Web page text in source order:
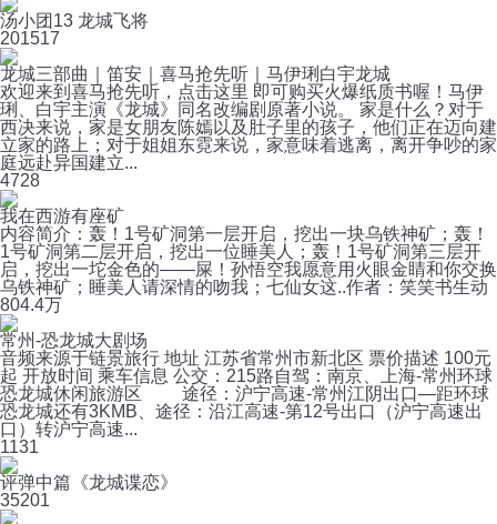
汤小团13 龙城飞将
201517
龙城三部曲｜笛安｜喜马抢先听｜马伊琍白宇龙城
欢迎来到喜马抢先听，点击这里 即可购买火爆纸质书喔！马伊
琍、白宇主演《龙城》同名改编剧原著小说。 家是什么？对于
西决来说，家是女朋友陈嫣以及肚子里的孩子，他们正在迈向建
立家的路上；对于姐姐东霓来说，家意味着逃离，离开争吵的家
庭远赴异国建立...
4728
我在西游有座矿
内容简介：轰！1号矿洞第一层开启，挖出一块乌铁神矿；轰！
1号矿洞第二层开启，挖出一位睡美人；轰！1号矿洞第三层开
启，挖出一坨金色的——屎！孙悟空我愿意用火眼金睛和你交换
乌铁神矿；睡美人请深情的吻我；七仙女这..作者：笑笑书生动
804.4万
常州-恐龙城大剧场
音频来源于链景旅行 地址 江苏省常州市新北区 票价描述 100元
起 开放时间 乘车信息 公交：215路自驾：南京、上海-常州环球
恐龙城休闲旅游区 途径：沪宁高速-常州江阴出口—距环球
恐龙城还有3KMB、途径：沿江高速-第12号出口（沪宁高速出
口）转沪宁高速...
1131
评弹中篇《龙城谍恋》
35201